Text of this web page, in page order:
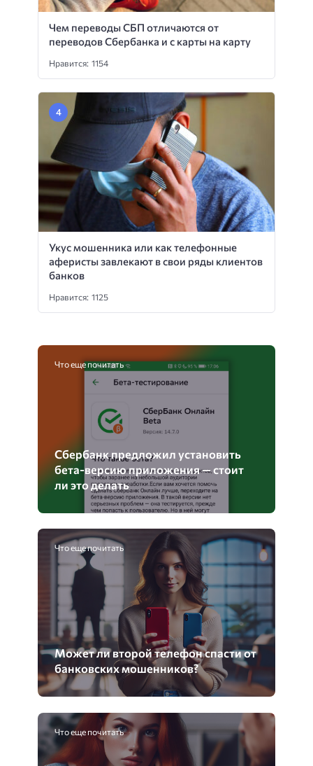
Чем переводы СБП отличаются от
переводов Сбербанка и с карты на карту
Нравится: 1154
Укус мошенника или как телефонные
аферисты завлекают в свои ряды клиентов
банков
Нравится: 1125
Что еще почитать
Сбербанк предложил установить
бета-версию приложения — стоит
ли это делать
Что еще почитать
Может ли второй телефон спасти от
банковских мошенников?
Что еще почитать